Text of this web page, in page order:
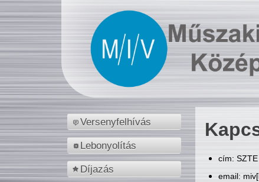
Versenyfelhívás
Lebonyolítás
Díjazás
cím:
email: